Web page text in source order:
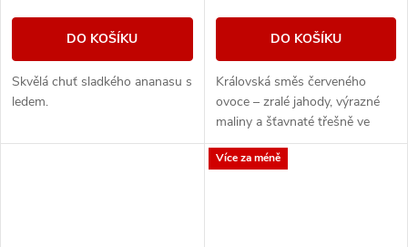
DO KOŠÍKU
Skvělá chuť sladkého ananasu s
ledem.
DO KOŠÍKU
Královská směs červeného
ovoce – zralé jahody, výrazné
maliny a šťavnaté třešně ve
vzájemné harmonii. Sladké,
ovocné, neodolatelné.
Více za méně